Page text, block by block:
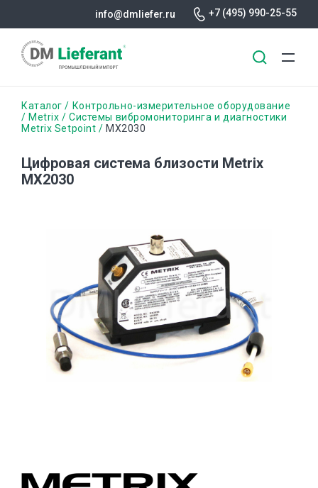
основному
info@dmliefer.ru +7 (495) 990-25-55
Строка
навигации
Каталог
Контрольно-измерительное оборудование
Metrix
Системы вибромониторинга и диагностики
Metrix Setpoint
MX2030
Цифровая система близости Metrix
MX2030